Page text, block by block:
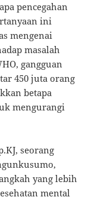
pencegahan
ini
mengenai
masalah
gangguan
450 juta orang
betapa
mengurangi
seorang
yang lebih
mental